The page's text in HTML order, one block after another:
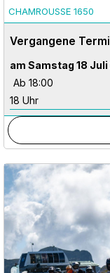
CHAMROUSSE 1650
Vergangene
am Samstag 18
Ab 18:00
18 Uhr